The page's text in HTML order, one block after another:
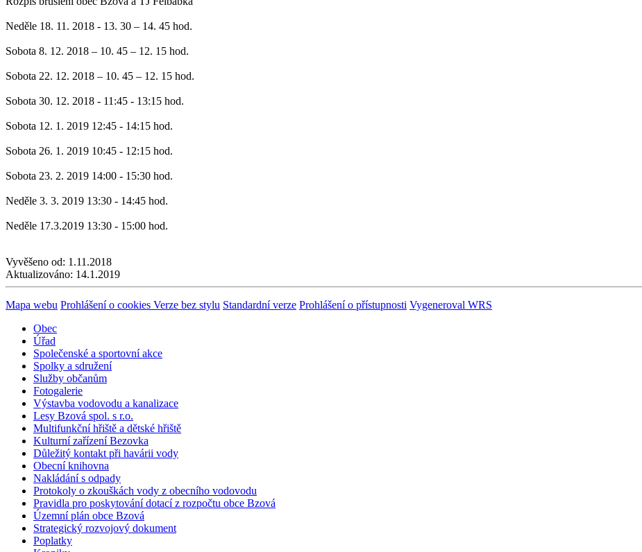
Neděle 18. 11. 2018 - 13. 30 – 14. 45 hod.
Sobota 8. 12. 2018 – 10. 45 – 12. 15 hod.
Sobota 22. 12. 2018 – 10. 45 – 12. 15 hod.
Sobota 30. 12. 2018 - 11:45 - 13:15 hod.
Sobota 12. 1. 2019 12:45 - 14:15 hod.
Sobota 26. 1. 2019 10:45 - 12:15 hod.
Sobota 23. 2. 2019 14:00 - 15:30 hod.
Neděle 3. 3. 2019 13:30 - 14:45 hod.
Neděle 17.3.2019 13:30 - 15:00 hod.
Vyvěšeno od: 1.11.2018
Aktualizováno: 14.1.2019
Mapa webu Prohlášení o cookies Verze bez stylu Standardní verze Prohlášení o přístupnosti Vygeneroval WRS
Obec
Úřad
Společenské a sportovní akce
Spolky a sdružení
Služby občanům
Fotogalerie
Výstavba vodovodu a kanalizace
Lesy Bzová spol. s r.o.
Multifunkční hřiště a dětské hřiště
Kulturní zařízení Bezovka
Důležitý kontakt při havárii vody
Obecní knihovna
Nakládání s odpady
Protokoly o zkouškách vody z obecního vodovodu
Pravidla pro poskytování dotací z rozpočtu obce Bzová
Územní plán obce Bzová
Strategický rozvojový dokument
Poplatky